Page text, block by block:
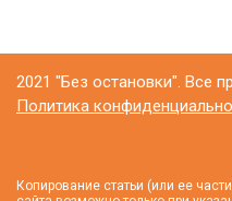
2021 "Без остановки". Все
Политика
Копирование статьи (или ее